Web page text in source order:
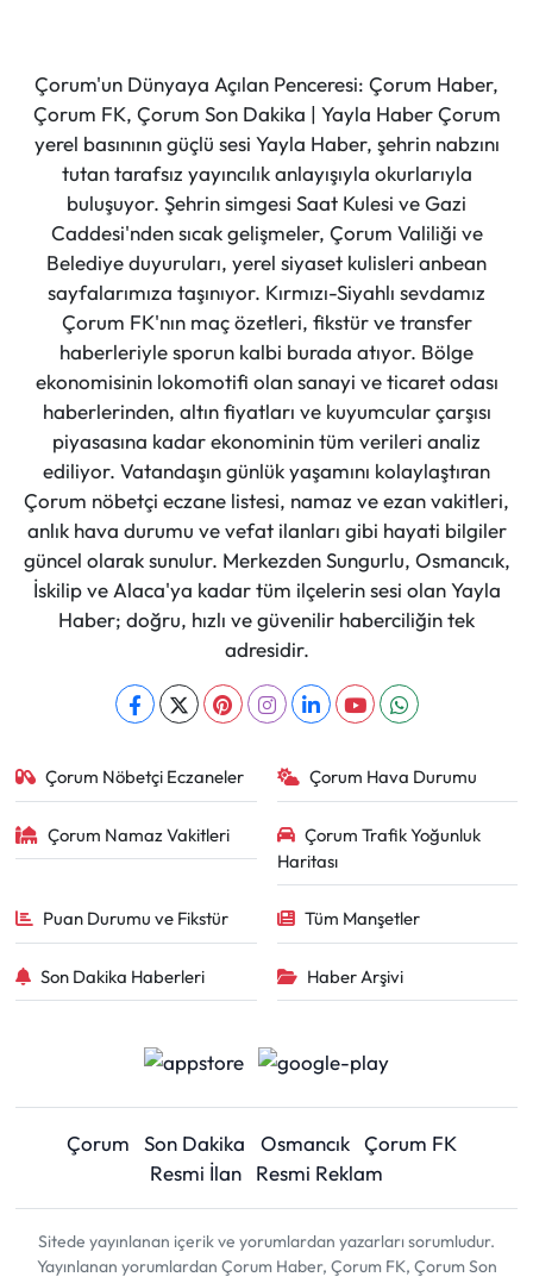
Çorum'un Dünyaya Açılan Penceresi: Çorum Haber,
Çorum FK, Çorum Son Dakika | Yayla Haber Çorum
yerel basınının güçlü sesi Yayla Haber, şehrin nabzını
tutan tarafsız yayıncılık anlayışıyla okurlarıyla
buluşuyor. Şehrin simgesi Saat Kulesi ve Gazi
Caddesi'nden sıcak gelişmeler, Çorum Valiliği ve
Belediye duyuruları, yerel siyaset kulisleri anbean
sayfalarımıza taşınıyor. Kırmızı-Siyahlı sevdamız
Çorum FK'nın maç özetleri, fikstür ve transfer
haberleriyle sporun kalbi burada atıyor. Bölge
ekonomisinin lokomotifi olan sanayi ve ticaret odası
haberlerinden, altın fiyatları ve kuyumcular çarşısı
piyasasına kadar ekonominin tüm verileri analiz
ediliyor. Vatandaşın günlük yaşamını kolaylaştıran
Çorum nöbetçi eczane listesi, namaz ve ezan vakitleri,
anlık hava durumu ve vefat ilanları gibi hayati bilgiler
güncel olarak sunulur. Merkezden Sungurlu, Osmancık,
İskilip ve Alaca'ya kadar tüm ilçelerin sesi olan Yayla
Haber; doğru, hızlı ve güvenilir haberciliğin tek
adresidir.
Çorum Nöbetçi Eczaneler Çorum Hava Durumu
Çorum Namaz Vakitleri
Çorum Trafik Yoğunluk
Haritası
Puan Durumu ve Fikstür Tüm Manşetler
Son Dakika Haberleri Haber Arşivi
Çorum Son Dakika Osmancık Çorum FK
Resmi İlan
Resmi Reklam
Sitede yayınlanan içerik ve yorumlardan yazarları sorumludur.
Yayınlanan yorumlardan Çorum Haber, Çorum FK, Çorum Son